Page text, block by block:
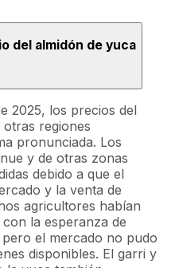
del almidón de yuca
2025, los precios del
regiones
pronunciada. Los
y de otras zonas
debido a que el
y la venta de
agricultores habían
la esperanza de
el mercado no pudo
disponibles. El garri y